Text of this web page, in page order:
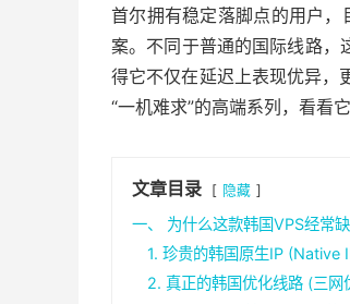
首尔拥有稳定落脚点的用户
案。不同于普通的国际线路，
得它不仅在延迟上表现优异，
“一机难求”的高端系列，看看
文章目录 隐藏
一、 为什么这款韩国VPS经常
1. 珍贵的韩国原生IP (Native
2. 真正的韩国优化线路 (三网